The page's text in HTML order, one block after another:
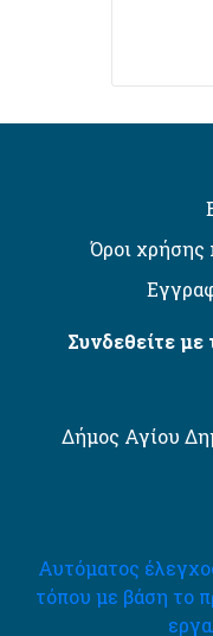
Όροι χρήσης
Συνδεθείτε με
Δήμος Αγίου
Αυτόματος
τόπου με βάση το